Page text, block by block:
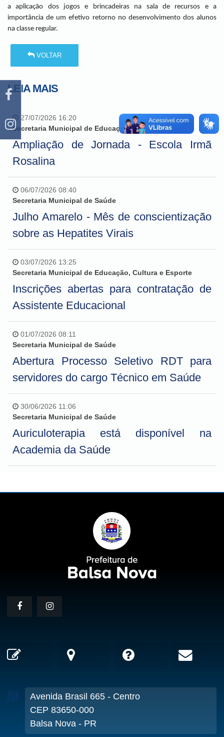
a aplicação dos jogos e brincadeiras na sala de recursos e a
importância de um efetivo retorno no desenvolvimento dos alunos
na classe regular.
VOLTAR
LEIA MAIS
27/07/2026 16:20
Secretaria Municipal de Educação, Cultura e Esporte
Ampliação de Jornada - Escola Irmã
Rosalina
06/07/2026 08:40
Secretaria Municipal de Saúde
Julho Amarelo - Mês de conscientização
sobre as Hepatites Virais
03/07/2026 13:25
Secretaria Municipal de Educação, Cultura e Esporte
Inscrições abertas para contratação de
Assistente Educacional
01/07/2026 08:11
Secretaria Municipal de Saúde
Abertura Processo Seletivo RDT para
servidores do cargo Técnico em Saúde
30/06/2026 11:06
Secretaria Municipal de Saúde
Auriculoterapia está disponível na
Academia da Saúde
Avenida Brasil 665 - Centro
CEP 83650-000
Balsa Nova - PR